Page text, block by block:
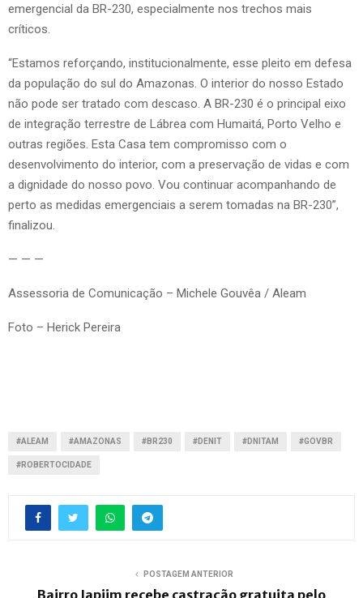
emergencial da BR-230, especialmente nos trechos mais
críticos.
“Estamos reforçando, institucionalmente, esse pleito em defesa
da população do sul do Amazonas. O interior do nosso Estado
não pode ser tratado com descaso. A BR-230 é o principal eixo
de integração terrestre de Lábrea com Humaitá, Porto Velho e
outras regiões. Esta Casa tem compromisso com o
desenvolvimento do interior, com a preservação de vidas e com
a dignidade do nosso povo. Vou continuar acompanhando de
perto as medidas emergenciais a serem tomadas na BR-230”,
finalizou.
— — —
Assessoria de Comunicação – Michele Gouvêa / Aleam
Foto – Herick Pereira
#ALEAM #AMAZONAS #BR230 #DENIT #DNITAM #GOVBR
#ROBERTOCIDADE
POSTAGEM ANTERIOR
Bairro Japiim recebe castração gratuita pelo